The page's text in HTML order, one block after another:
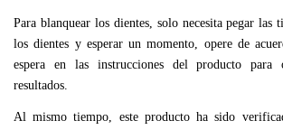
Para blanquear los dientes, solo necesita pegar las
los dientes y esperar un momento, opere de
espera en las instrucciones del producto para
resultados.
Al mismo tiempo, este producto ha sido